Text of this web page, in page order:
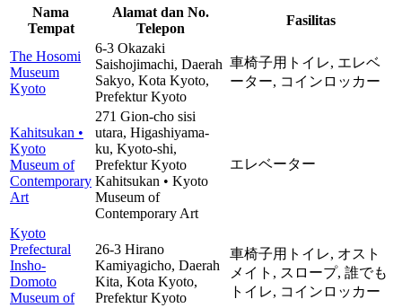
Nama
Tempat
Alamat dan No.
Telepon
Fasilitas
The Hosomi
Museum
Kyoto
6-3 Okazaki
Saishojimachi, Daerah
Sakyo, Kota Kyoto,
Prefektur Kyoto
車椅子用トイレ, エレベ
ーター, コインロッカー
Kahitsukan •
Kyoto
Museum of
Contemporary
Art
271 Gion-cho sisi
utara, Higashiyama-
ku, Kyoto-shi,
Prefektur Kyoto
Kahitsukan • Kyoto
Museum of
Contemporary Art
エレベーター
Kyoto
Prefectural
Insho-
Domoto
Museum of
26-3 Hirano
Kamiyagicho, Daerah
Kita, Kota Kyoto,
Prefektur Kyoto
車椅子用トイレ, オスト
メイト, スロープ, 誰でも
トイレ, コインロッカー